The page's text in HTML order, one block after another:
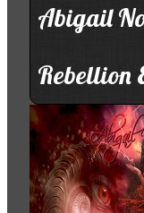
Abigail
Rebellion